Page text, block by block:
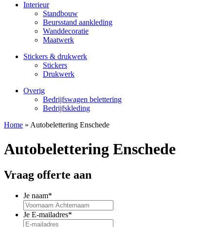
Interieur
Standbouw
Beursstand aankleding
Wanddecoratie
Maatwerk
Stickers & drukwerk
Stickers
Drukwerk
Overig
Bedrijfswagen belettering
Bedrijfskleding
Home » Autobelettering Enschede
Autobelettering Enschede
Vraag offerte aan
Je naam*
Je E-mailadres*